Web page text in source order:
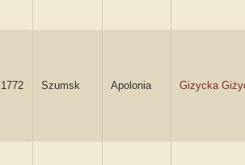
1772 Szumsk Apolonia Gizycka